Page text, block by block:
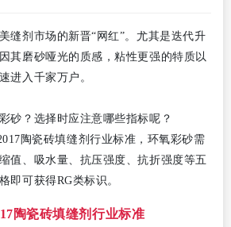
缝剂市场的新晋“网红”。尤其是迭代升
其磨砂哑光的质感，粘性更强的特质以
进入千家万户。
砂？选择时应注意哪些指标呢？
陶瓷砖填缝剂行业标准，环氧彩砂需
值、吸水量、抗压强度、抗折强度等五
即可获得RG类标识。
陶瓷砖填缝剂行业标准